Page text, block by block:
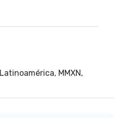
Latinoamérica, MMXN ,